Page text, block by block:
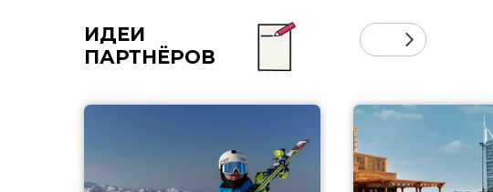
ИДЕИ
ПАРТНЁРОВ